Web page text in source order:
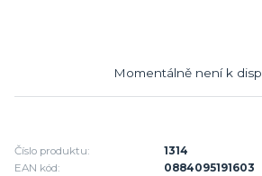
Momentálně není k
Číslo produktu:
1314
EAN kód:
0884095191603